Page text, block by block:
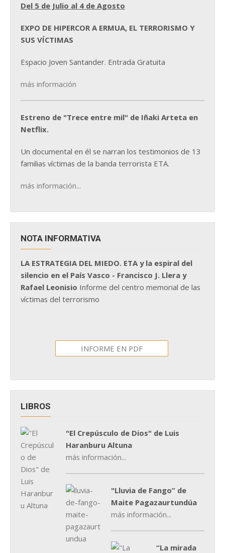
Del 5 de Julio al 4 de Agosto
EXPO DE HIPERCOR A ERMUA, EL TERRORISMO Y
SUS VÍCTIMAS
Espacio Joven Santander. Entrada Gratuita
más información
Estreno de "Trece entre mil" de Iñaki Arteta en
Netflix.
Un documental en él se narran los testimonios de 13
familias víctimas de la banda terrorista ETA.
más información...
NOTA INFORMATIVA
LA ESTRATEGIA DEL MIEDO. ETA y la espiral del
silencio en el País Vasco - Francisco J. Llera y
Rafael Leonisio Informe del centro memorial de las
víctimas del terrorismo
INFORME EN PDF
LIBROS
"El Crepúsculo de Dios" de Luis
Haranburu Altuna
más información...
"Lluvia de Fango” de
Maite Pagazaurtundúa
más información...
“La mirada